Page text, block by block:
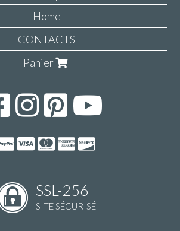
Home
CONTACTS
Panier
SSL-256
SITE SÉCURISÉ